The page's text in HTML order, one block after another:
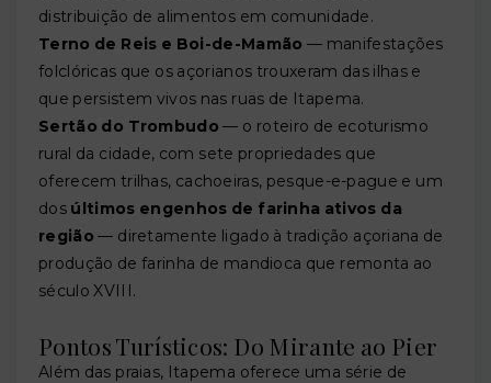
distribuição de alimentos em comunidade.
Terno de Reis e Boi-de-Mamão — manifestações
folclóricas que os açorianos trouxeram das ilhas e
que persistem vivos nas ruas de Itapema.
Sertão do Trombudo — o roteiro de ecoturismo
rural da cidade, com sete propriedades que
oferecem trilhas, cachoeiras, pesque-e-pague e um
dos últimos engenhos de farinha ativos da
região — diretamente ligado à tradição açoriana de
produção de farinha de mandioca que remonta ao
século XVIII.
Pontos Turísticos: Do Mirante ao Pier
Além das praias, Itapema oferece uma série de